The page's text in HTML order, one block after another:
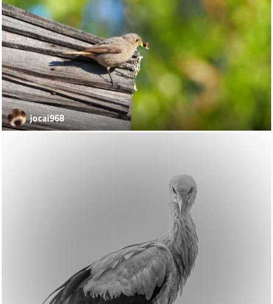
jocai968